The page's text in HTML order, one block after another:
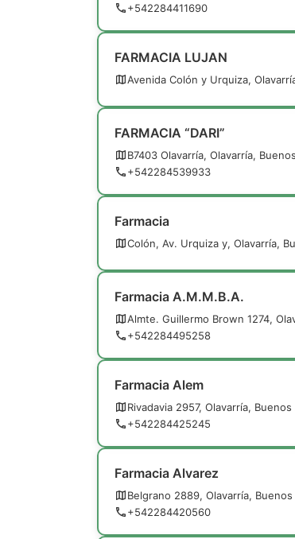
+542284411690
FARMACIA LUJAN
Avenida Colón y Urquiza,
FARMACIA “DARI”
B7403 Olavarría, Olavarría,
+542284539933
Farmacia
Colón, Av. Urquiza y, Olavarría,
Farmacia A.M.M.B.A.
Almte. Guillermo Brown 1274,
+542284495258
Farmacia Alem
Rivadavia 2957, Olavarría, Buenos
+542284425245
Farmacia Alvarez
Belgrano 2889, Olavarría, Buenos
+542284420560